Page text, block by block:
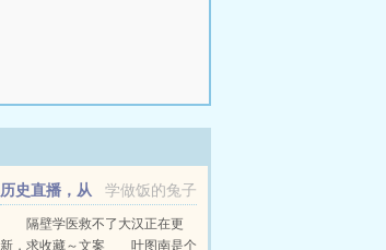
学做饭的兔子
历史直播，从
长城开始
隔壁学医救不了大汉正在更
新，求收藏～文案 叶图南是个